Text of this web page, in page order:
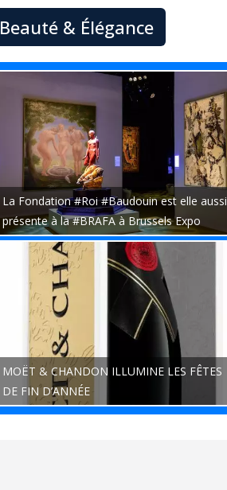
Beauté & Élégance
La Fondation #Roi #Baudouin est elle aussi
présente à la #BRAFA à Brussels Expo
MOËT & CHANDON ILLUMINE LES FÊTES
DE FIN D’ANNÉE